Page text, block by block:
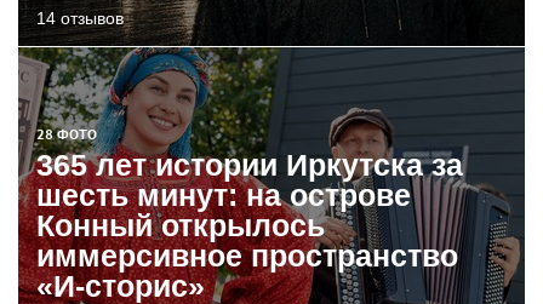
14 отзывов
28 ФОТО
365 лет истории Иркутска за
шесть минут: на острове
Конный открылось
иммерсивное пространство
«И-сторис»